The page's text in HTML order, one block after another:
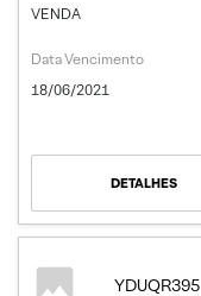
VENDA
Data Vencimento
18/06/2021
DETALHES
YDUQR395